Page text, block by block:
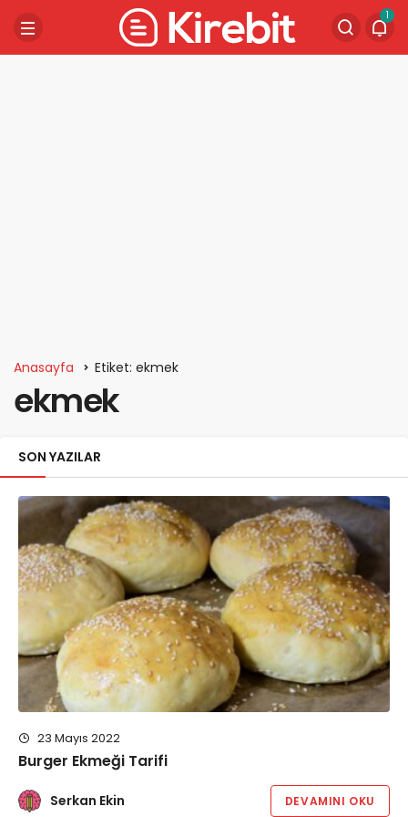
1
Anasayfa Etiket: ekmek
ekmek
SON YAZILAR
23 Mayıs 2022
Burger Ekmeği Tarifi
Serkan Ekin DEVAMINI OKU